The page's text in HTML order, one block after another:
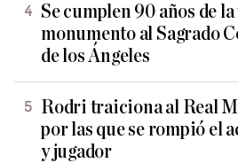
Se cumplen 90 años de
monumento al Sagrado
de los Ángeles
Rodri traiciona al Real
por las que se rompió el
y jugador